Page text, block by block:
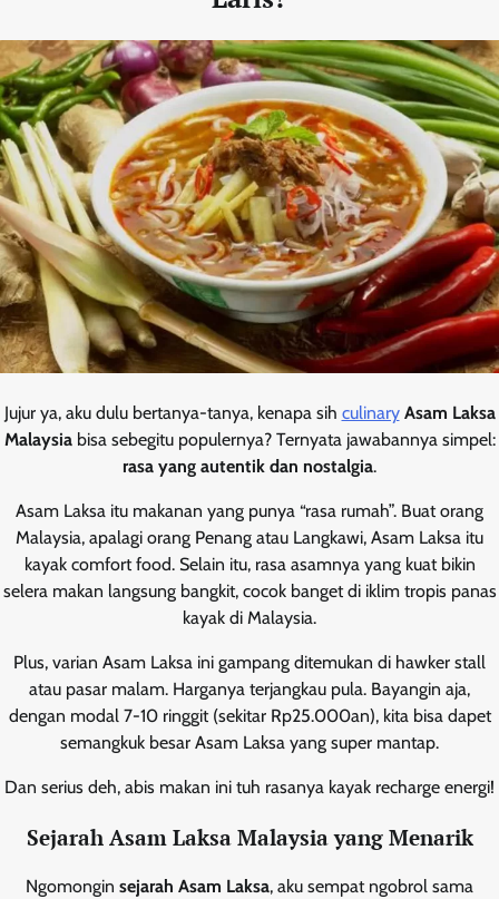
Jujur ya, aku dulu bertanya-tanya, kenapa sih culinary Asam Laksa
Malaysiabisa sebegitu populernya? Ternyata jawabannya simpel:
rasa yang autentik dan nostalgia.
Asam Laksa itu makanan yang punya “rasa rumah”. Buat orang
Malaysia, apalagi orang Penang atau Langkawi, Asam Laksa itu
kayak comfort food. Selain itu, rasa asamnya yang kuat bikin
selera makan langsung bangkit, cocok banget di iklim tropis panas
kayak di Malaysia.
Plus, varian Asam Laksa ini gampang ditemukan di hawker stall
atau pasar malam. Harganya terjangkau pula. Bayangin aja,
dengan modal 7-10 ringgit (sekitar Rp25.000an), kita bisa dapet
semangkuk besar Asam Laksa yang super mantap.
Dan serius deh, abis makan ini tuh rasanya kayak recharge energi!
Sejarah Asam Laksa Malaysia yang Menarik
Ngomongin sejarah Asam Laksa, aku sempat ngobrol sama